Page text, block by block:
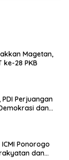
Magetan,
ke-28 PKB
Perjuangan
dan
Ponorogo
dan